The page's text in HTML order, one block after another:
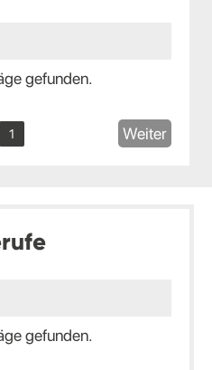
gefunden.
1 Weiter
gefunden.